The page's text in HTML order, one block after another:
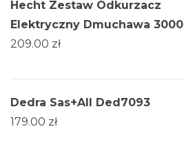
Hecht Zestaw Odkurzacz
Elektryczny Dmuchawa 3000
209.00 zł
Dedra Sas+All Ded7093
179.00 zł